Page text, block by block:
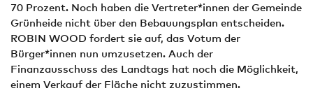
70 Prozent. Noch haben die Vertreter*innen der Gemeinde
Grünheide nicht über den Bebauungsplan entscheiden.
ROBIN WOOD fordert sie auf, das Votum der
Bürger*innen nun umzusetzen. Auch der
Finanzausschuss des Landtags hat noch die Möglichkeit,
einem Verkauf der Fläche nicht zuzustimmen.